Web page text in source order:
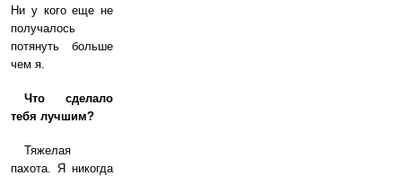
Ни у кого еще не
получалось
потянуть больше
чем я.
Что сделало
тебя лучшим?
Тяжелая
пахота. Я никогда